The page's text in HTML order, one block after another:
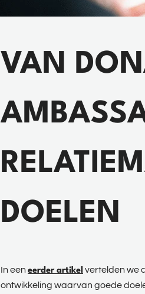
VAN
DOELEN
In een eerder artikel vertelden we
ontwikkeling waarvan goede